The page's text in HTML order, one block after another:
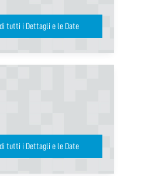
Vedi tutti i Dettagli e le Date
Vedi tutti i Dettagli e le Date